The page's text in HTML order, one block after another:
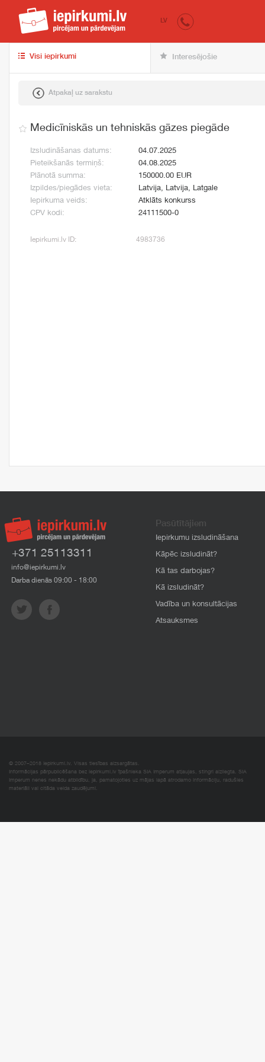
iepirkumi.lv
LV
Visi iepirkumi Interesējošie
Atpakaļ uz sarakstu
Medicīniskās un tehniskās gāzes piegāde
Izsludināšanas datums:
04.07.2025
Pieteikšanās termiņš:
04.08.2025
Plānotā summa:
150000.00 EUR
Izpildes/piegādes vieta:
Latvija, Latvija, Latgale
Iepirkuma veids:
Atklāts konkurss
CPV kodi:
24111500-0
Iepirkumi.lv ID: 4983736
+371 25113311
info@iepirkumi.lv
Darba dienās 09:00 - 18:00
Pasūtītājiem
Iepirkumu izsludināšana
Kāpēc izsludināt?
Kā tas darbojas?
Kā izsludināt?
Vadība un konsultācijas
Atsauksmes
© 2007–2018 Iepirkumi.lv. Visas tiesības aizsargātas.
Informācijas pārpublicēšana bez iepirkumi.lv īpašnieka SIA Imperum atļaujas, stingri aizliegta. SIA
Imperum nenes nekādu atbildību, ja, pamatojoties uz mājas lapā atrodamo informāciju, radušies
materiāli vai citāda veida zaudējumi.